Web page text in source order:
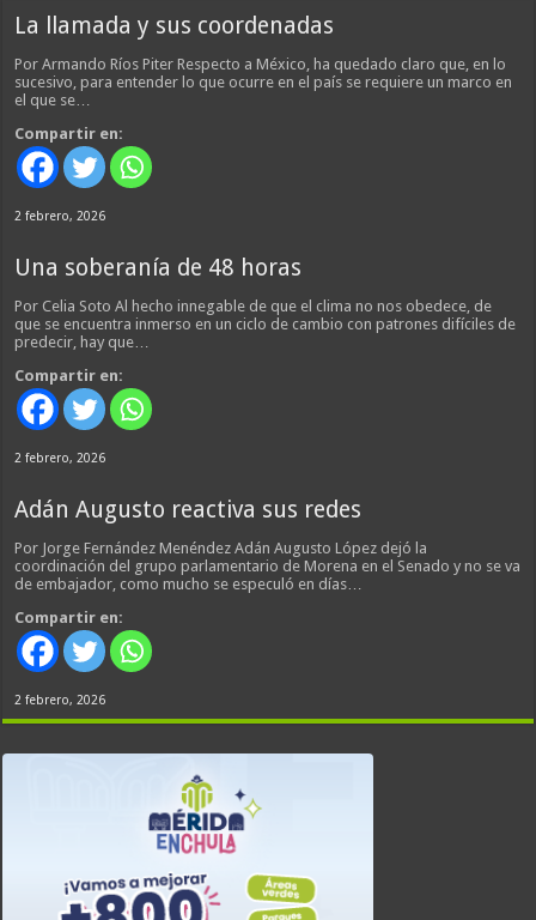
La llamada y sus coordenadas
Por Armando Ríos Piter Respecto a México, ha quedado claro que, en lo
sucesivo, para entender lo que ocurre en el país se requiere un marco en
el que se…
Compartir en:
2 febrero, 2026
Una soberanía de 48 horas
Por Celia Soto Al hecho innegable de que el clima no nos obedece, de
que se encuentra inmerso en un ciclo de cambio con patrones difíciles de
predecir, hay que…
Compartir en:
2 febrero, 2026
Adán Augusto reactiva sus redes
Por Jorge Fernández Menéndez Adán Augusto López dejó la
coordinación del grupo parlamentario de Morena en el Senado y no se va
de embajador, como mucho se especuló en días…
Compartir en:
2 febrero, 2026